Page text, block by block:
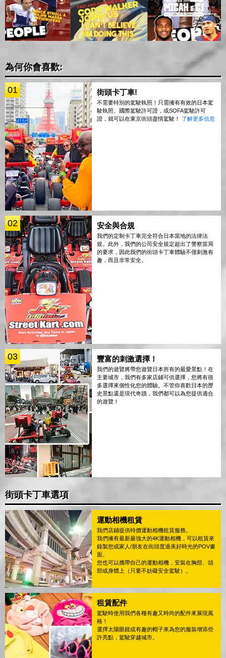
為何你會喜歡:
01 街頭卡丁車!
不需要特別的駕駛執照！只需擁有有效的日本駕
駛執照、國際駕駛許可證，或SOFA駕駛許可
證，就可以在東京街頭盡情駕駛！ 了解更多信息
02 安全與合規
我們的定制卡丁車完全符合日本當地的法律法
規。此外，我們的公司安全規定超出了警察當局
的要求，因此我們的街頭卡丁車體驗不僅刺激有
趣，而且非常安全。
03 豐富的刺激選擇！
我們的遊覽將帶您遊覽日本所有的最愛景點！在
主要城市，我們有多家店鋪可供選擇，您將有很
多選擇來個性化您的體驗。不管你喜歡日本的歷
史景點還是現代奇蹟，我們都可以為您提供適合
的遊覽！
街頭卡丁車選項
運動相機租賃
我們店鋪提供特價運動相機租賃服務。
我們擁有最新最強大的4K運動相機，可以租賃來
錄製您或家人/朋友在街頭度過美好時光的POV畫
面。
您也可以攜帶自己的運動相機，安裝在胸部、頭
部或身體上（只要不妨礙安全駕駛）。
租賃配件
駕駛時使用我們各種有趣又時尚的配件來展現風
格！
選擇太陽眼鏡或有趣的帽子來為您的服裝增添些
許亮點，駕駛穿越城市。